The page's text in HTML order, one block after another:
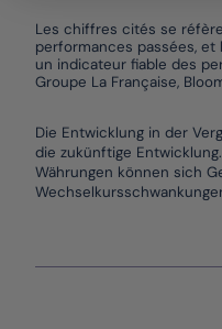
Les chiffres cités se
performances passées, et
un indicateur fiable des
Groupe La Française,
Die Entwicklung in der
die zukünftige
Währungen können sich